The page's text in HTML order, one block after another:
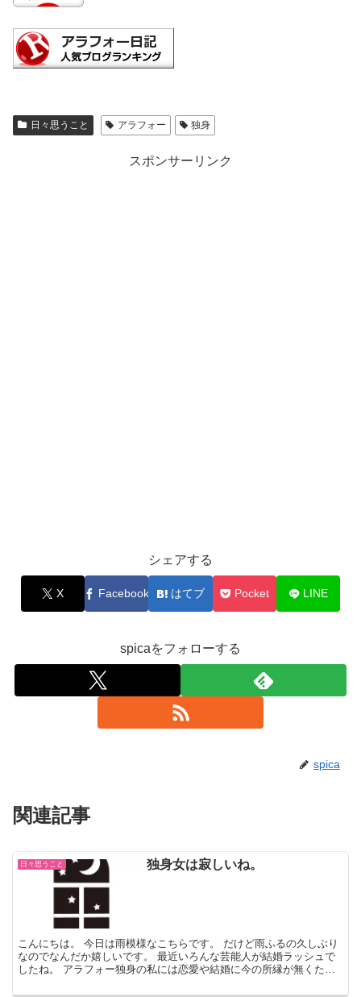
日々思うこと アラフォー 独身
スポンサーリンク
シェアする
X Facebook はてブ Pocket LINE
spicaをフォローする
spica
関連記事
日々思うこと 独身女は寂しいね。
こんにちは。 今日は雨模様なこちらです。 だけど雨ふるの久しぶり
なのでなんだか嬉しいです。 最近いろんな芸能人が結婚ラッシュで
したね。 アラフォー独身の私には恋愛や結婚に今の所縁が無くただ